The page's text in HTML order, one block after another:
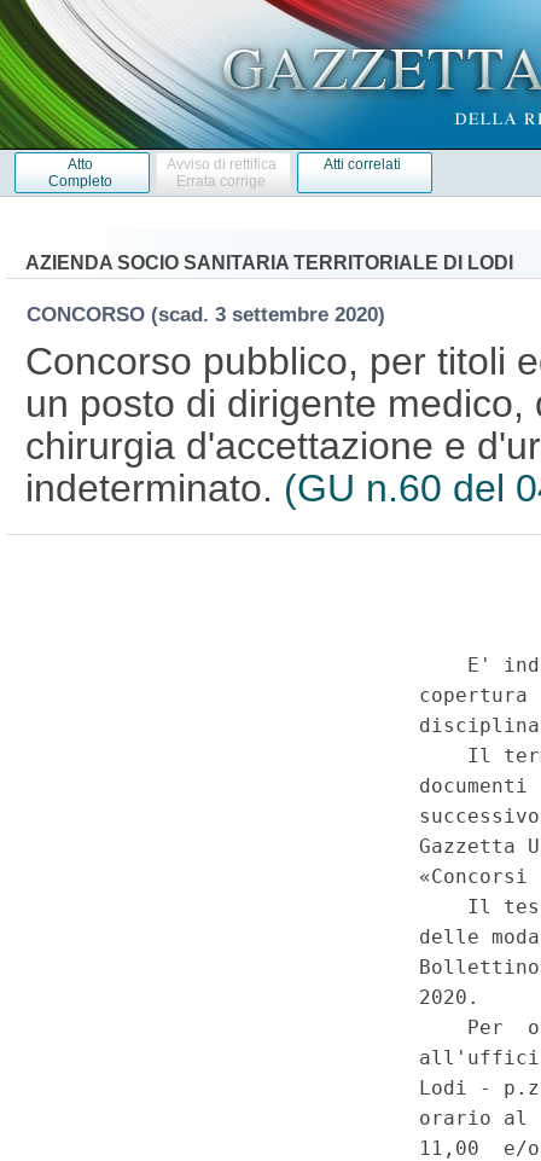
Atto
Completo
Avviso di rettifica
Errata corrige
Atti correlati
AZIENDA SOCIO SANITARIA TERRITORIALE DI LODI
CONCORSO (scad. 3 settembre 2020)
Concorso pubblico, per titoli
un posto di dirigente
chirurgia d'accettazione e
indeterminato. (GU n.60 del